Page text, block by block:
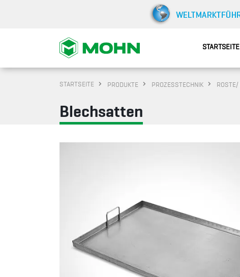
STARTSEITE
STARTSEITE PRODUKTE PROZESSTECHNIK ROSTE/
Blechsatten